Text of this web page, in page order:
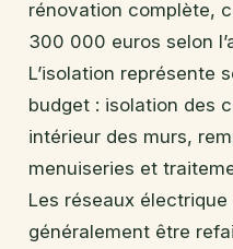
rénovation complète,
300 000 euros selon
L’isolation représente
budget : isolation des
intérieur des murs,
menuiseries et
Les réseaux
généralement être